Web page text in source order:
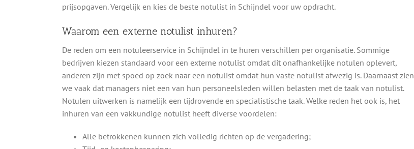
prijsopgaven. Vergelijk en kies de beste notulist in Schijndel voor uw opdracht.
Waarom een externe notulist inhuren?
De reden om een notuleerservice in Schijndel in te huren verschillen per organisatie. Sommige
bedrijven kiezen standaard voor een externe notulist omdat dit onafhankelijke notulen oplevert,
anderen zijn met spoed op zoek naar een notulist omdat hun vaste notulist afwezig is. Daarnaast zien
we vaak dat managers niet een van hun personeelsleden willen belasten met de taak van notulist.
Notulen uitwerken is namelijk een tijdrovende en specialistische taak. Welke reden het ook is, het
inhuren van een vakkundige notulist heeft diverse voordelen:
Alle betrokkenen kunnen zich volledig richten op de vergadering;